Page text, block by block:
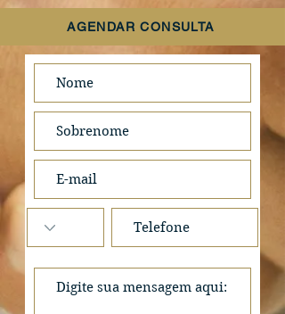
AGENDAR CONSULTA